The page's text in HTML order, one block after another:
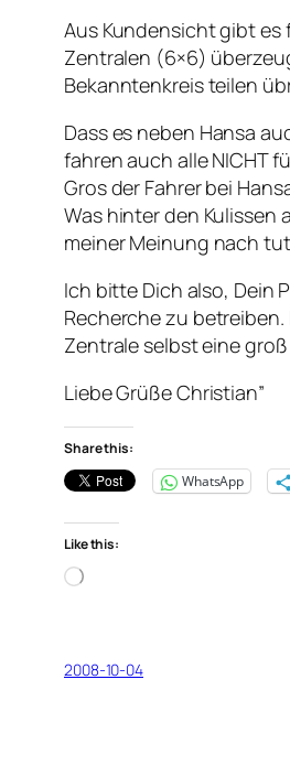
Aus Kundensicht gibt es
Zentralen (6×6)
Bekanntenkreis teilen
Dass es neben Hansa
fahren auch alle NICHT
Gros der Fahrer bei
Was hinter den Kulissen
meiner Meinung nach
Ich bitte Dich also, Dein
Recherche zu
Zentrale selbst eine
Liebe Grüße Christian”
Share this:
WhatsApp
Like this:
Loading…
2008-10-04